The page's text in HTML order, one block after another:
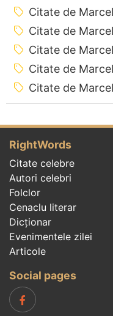
Citate de
Citate de
Citate de
Citate de
Citate de
RightWords
Citate celebre
Autori celebri
Folclor
Cenaclu literar
Dicționar
Evenimentele zilei
Articole
Social pages